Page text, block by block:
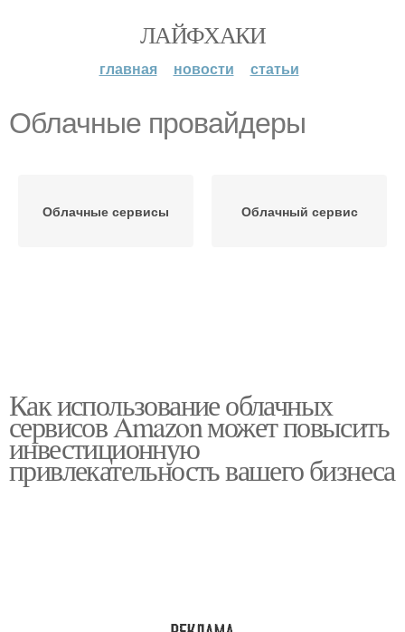
ЛАЙФХАКИ
главная новости статьи
Облачные провайдеры
Облачные сервисы Облачный сервис
Как использование облачных
сервисов Amazon может повысить
инвестиционную
привлекательность вашего бизнеса